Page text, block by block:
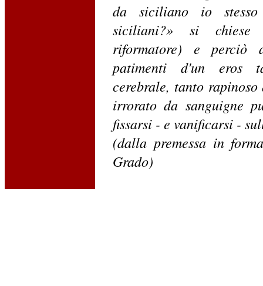
da siciliano io
siciliani?» si chiese
riformatore) e
patimenti d'un eros
cerebrale, tanto
irrorato da sanguigne
fissarsi - e vanificarsi -
(dalla premessa in
Grado)